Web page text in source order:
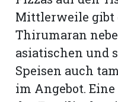
Mittlerweile gibt
Thirumaran
asiatischen und
Speisen auch
im Angebot.